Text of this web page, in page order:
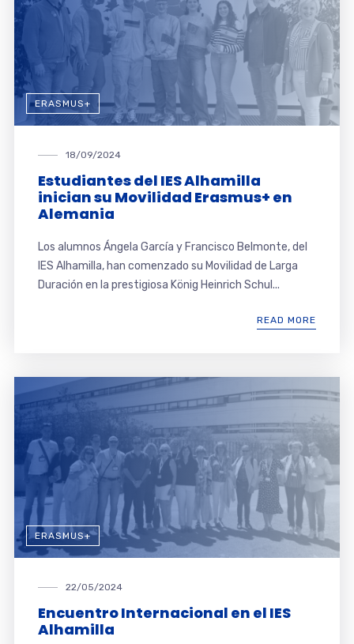
ERASMUS+
18/09/2024
Estudiantes del IES Alhamilla
inician su Movilidad Erasmus+ en
Alemania
Los alumnos Ángela García y Francisco Belmonte, del
IES Alhamilla, han comenzado su Movilidad de Larga
Duración en la prestigiosa König Heinrich Schul...
READ MORE
ERASMUS+
22/05/2024
Encuentro Internacional en el IES
Alhamilla